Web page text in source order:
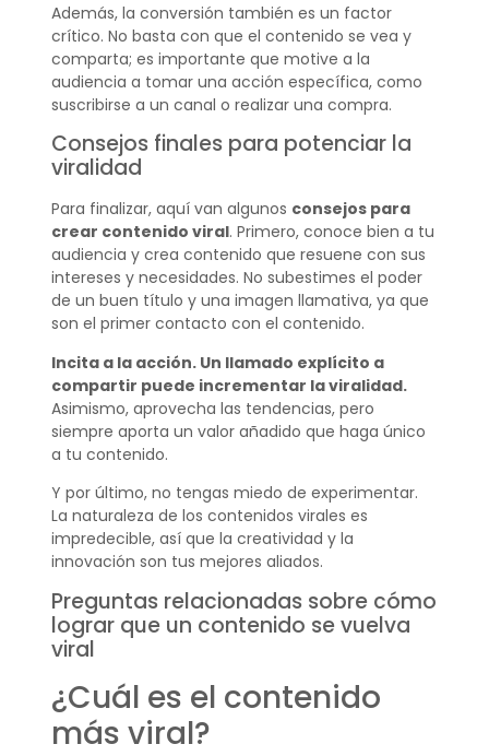
Además, la conversión también es un factor
crítico. No basta con que el contenido se vea y
comparta; es importante que motive a la
audiencia a tomar una acción específica, como
suscribirse a un canal o realizar una compra.
Consejos finales para potenciar la
viralidad
Para finalizar, aquí van algunos consejos para
crear contenido viral. Primero, conoce bien a tu
audiencia y crea contenido que resuene con sus
intereses y necesidades. No subestimes el poder
de un buen título y una imagen llamativa, ya que
son el primer contacto con el contenido.
Incita a la acción. Un llamado explícito a
compartir puede incrementar la viralidad.
Asimismo, aprovecha las tendencias, pero
siempre aporta un valor añadido que haga único
a tu contenido.
Y por último, no tengas miedo de experimentar.
La naturaleza de los contenidos virales es
impredecible, así que la creatividad y la
innovación son tus mejores aliados.
Preguntas relacionadas sobre cómo
lograr que un contenido se vuelva
viral
¿Cuál es el contenido
más viral?